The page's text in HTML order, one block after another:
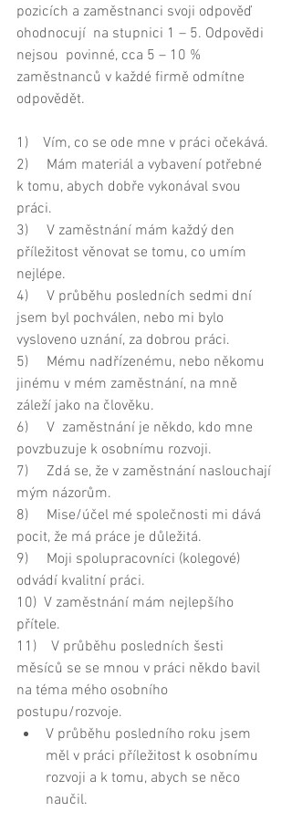
pozicích a zaměstnanci svoji odpověď
ohodnocují  na stupnici 1 – 5. Odpovědi
nejsou  povinné, cca 5 – 10 %
zaměstnanců v každé firmě odmítne
odpovědět.
1)    Vím, co se ode mne v práci očekává.
2)     Mám materiál a vybavení potřebné
k tomu, abych dobře vykonával svou
práci.
3)     V zaměstnání mám každý den
příležitost věnovat se tomu, co umím
nejlépe.
4)     V průběhu posledních sedmi dní
jsem byl pochválen, nebo mi bylo
vysloveno uznání, za dobrou práci.
5)     Mému nadřízenému, nebo někomu
jinému v mém zaměstnání, na mně
záleží jako na člověku.
6)     V  zaměstnání je někdo, kdo mne
povzbuzuje k osobnímu rozvoji.
7)     Zdá se, že v zaměstnání naslouchají
mým názorům.
8)     Mise/účel mé společnosti mi dává
pocit, že má práce je důležitá.
9)     Moji spolupracovníci (kolegové)
odvádí kvalitní práci.
10)  V zaměstnání mám nejlepšího
přítele.
11)    V průběhu posledních šesti
měsíců se se mnou v práci někdo bavil
na téma mého osobního
postupu/rozvoje.
V průběhu posledního roku jsem
měl v práci příležitost k osobnímu
rozvoji a k tomu, abych se něco
naučil.